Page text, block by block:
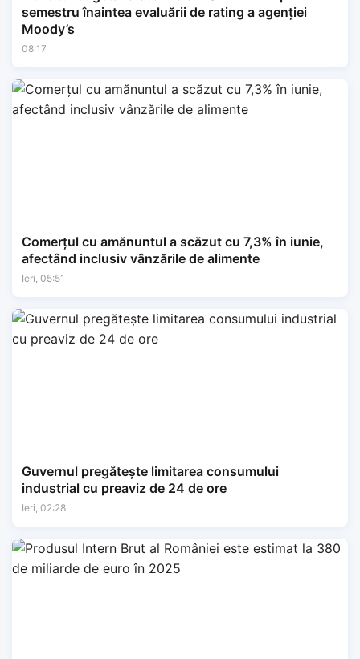
semestru înaintea evaluării de rating a agenției
Moody’s
08:17
Comerțul cu amănuntul a scăzut cu 7,3% în iunie,
afectând inclusiv vânzările de alimente
Ieri, 05:51
Guvernul pregătește limitarea consumului
industrial cu preaviz de 24 de ore
Ieri, 02:28